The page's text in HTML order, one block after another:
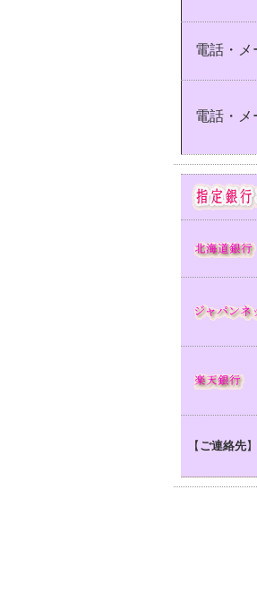
電話・メ
電話・メ
【ご連絡先】